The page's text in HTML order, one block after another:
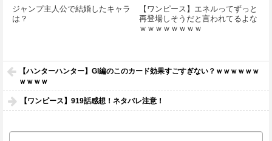
ジャンプ主人公で結婚したキャラ
は？
【ワンピース】エネルってずっと
再登場しそうだと言われてるよな
ｗｗｗｗｗｗｗｗ
【ハンターハンター】GI編のこのカード効果すごすぎない？ｗｗｗｗｗｗ
ｗｗｗｗ
【ワンピース】919話感想！ネタバレ注意！